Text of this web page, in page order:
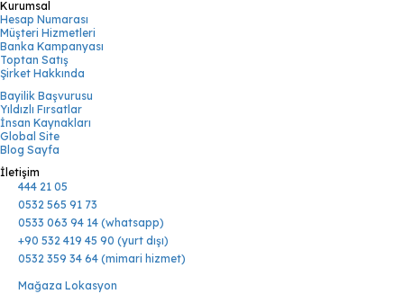
Kurumsal
Hesap Numarası
Müşteri Hizmetleri
Banka Kampanyası
Toptan Satış
Şirket Hakkında
Bayilik Başvurusu
Yıldızlı Fırsatlar
İnsan Kaynakları
Global Site
Blog Sayfa
İletişim
444 21 05
0532 565 91 73
0533 063 94 14 (whatsapp)
+90 532 419 45 90 (yurt dışı)
0532 359 34 64 (mimari hizmet)
Mağaza Lokasyon